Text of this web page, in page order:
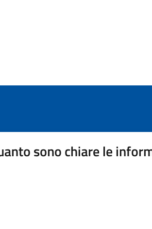
sono chiare le